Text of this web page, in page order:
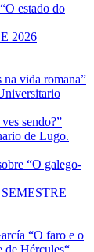
estado do
2026
vida romana”
sendo?”
de Lugo.
“O galego-
“O faro e o
de Hércules“